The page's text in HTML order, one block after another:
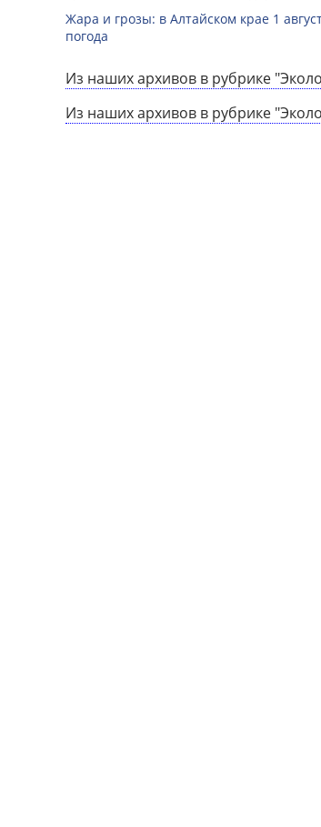
Жара и грозы: в Алтайском крае 1
погода
Из наших архивов в рубрике
Из наших архивов в рубрике